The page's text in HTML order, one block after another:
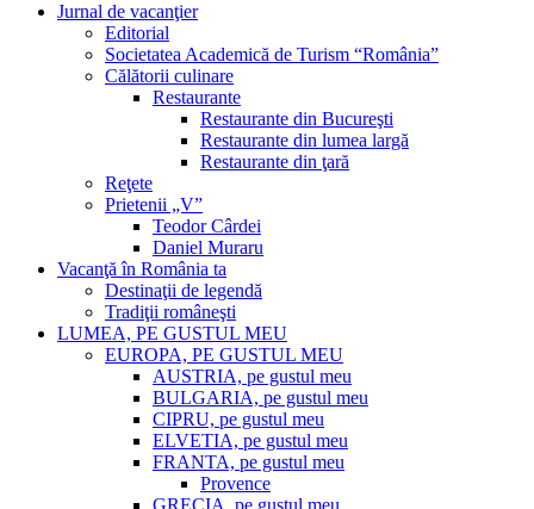
Jurnal de vacanţier
Editorial
Societatea Academică de Turism “România”
Călătorii culinare
Restaurante
Restaurante din Bucureşti
Restaurante din lumea largă
Restaurante din ţară
Reţete
Prietenii „V”
Teodor Cârdei
Daniel Muraru
Vacanţă în România ta
Destinaţii de legendă
Tradiţii româneşti
LUMEA, PE GUSTUL MEU
EUROPA, PE GUSTUL MEU
AUSTRIA, pe gustul meu
BULGARIA, pe gustul meu
CIPRU, pe gustul meu
ELVETIA, pe gustul meu
FRANTA, pe gustul meu
Provence
GRECIA, pe gustul meu